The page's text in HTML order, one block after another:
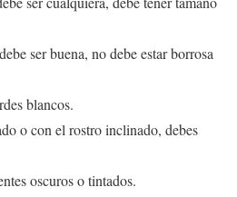
ser buena, no debe estar borrosa
blancos.
o con el rostro inclinado, debes
oscuros o tintados.